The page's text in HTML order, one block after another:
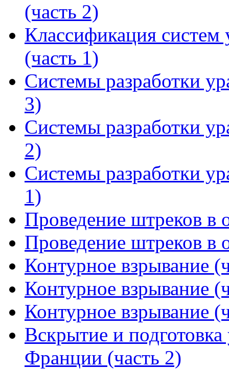
(часть 2)
Классификация
(часть 1)
Системы разработки
3)
Системы разработки
2)
Системы разработки
1)
Проведение штреков в
Проведение штреков в
Контурное взрывание
Контурное взрывание
Контурное взрывание
Вскрытие и
Франции (часть 2)